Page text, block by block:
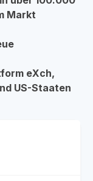
Markt
eXch,
US-Staaten